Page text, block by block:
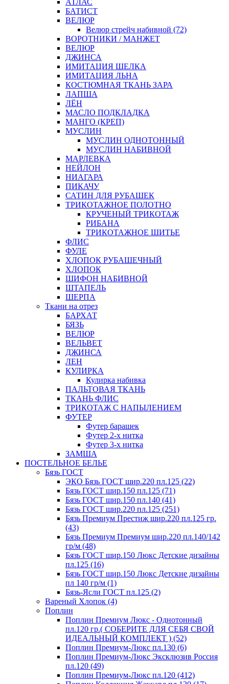
АТЛАС
БАТИСТ
ВЕЛЮР
Велюр стрейч набивной (72)
ВОРОТНИКИ / МАНЖЕТ
ВЕЛЮР
ДЖИНСА
ИМИТАЦИЯ ШЕЛКА
ИМИТАЦИЯ ЛЬНА
КОСТЮМНАЯ ТКАНЬ ЗАРА
ЛАПША
ЛЁН
МАСЛО ПОДКЛАДКА
МАНГО (КРЕП)
МУСЛИН
МУСЛИН ОДНОТОННЫЙ
МУСЛИН НАБИВНОЙ
МАРЛЕВКА
НЕЙЛОН
НИАГАРА
ПИКАЧУ
САТИН ДЛЯ РУБАШЕК
ТРИКОТАЖНОЕ ПОЛОТНО
КРУЧЕНЫЙ ТРИКОТАЖ
РИБАНА
ТРИКОТАЖНОЕ ШИТЬЕ
ФЛИС
ФУЛЕ
ХЛОПОК РУБАШЕЧНЫЙ
ХЛОПОК
ШИФОН НАБИВНОЙ
ШТАПЕЛЬ
ШЕРПА
Ткани на отрез
БАРХАТ
БЯЗЬ
ВЕЛЮР
ВЕЛЬВЕТ
ДЖИНСА
ЛЕН
КУЛИРКА
Кулирка набивка
ПАЛЬТОВАЯ ТКАНЬ
ТКАНЬ ФЛИС
ТРИКОТАЖ С НАПЫЛЕНИЕМ
ФУТЕР
Футер барашек
Футер 2-х нитка
Футер 3-х нитка
ЗАМША
ПОСТЕЛЬНОЕ БЕЛЬЕ
Бязь ГОСТ
ЭКО Бязь ГОСТ шир.220 пл.125 (22)
Бязь ГОСТ шир.150 пл.125 (71)
Бязь ГОСТ шир.150 пл.140 (41)
Бязь ГОСТ шир.220 пл.125 (251)
Бязь Премиум Престиж шир.220 пл.125 гр.
(43)
Бязь Премиум Премиум шир.220 пл.140/142
гр/м (48)
Бязь ГОСТ шир.150 Люкс Детские дизайны
пл.125 (16)
Бязь ГОСТ шир.150 Люкс Детские дизайны
пл 140 гр/м (1)
Бязь-Ясли ГОСТ пл.125 (2)
Вареный Хлопок (4)
Поплин
Поплин Премиум Люкс - Однотонный
пл.120 гр.( СОБЕРИТЕ ДЛЯ СЕБЯ СВОЙ
ИДЕАЛЬНЫЙ КОМПЛЕКТ ) (52)
Поплин Премиум-Люкс пл.130 (6)
Поплин Премиум-Люкс Эксклюзив Россия
пл.120 (49)
Поплин Премиум-Люкс пл.120 (412)